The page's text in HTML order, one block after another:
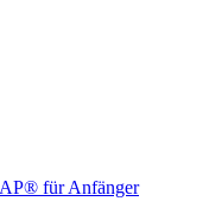
für Anfänger